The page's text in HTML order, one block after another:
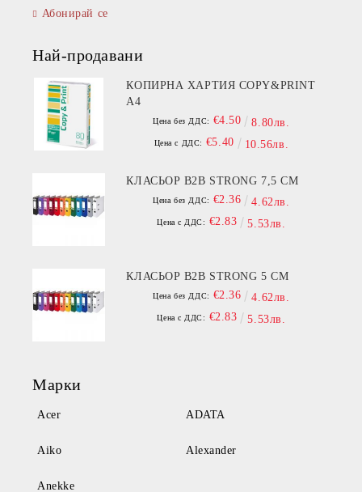
Абонирай се
Най-продавани
КОПИРНА ХАРТИЯ COPY&PRINT
A4
Цена без ДДС: €4.50 8.80лв.
Цена с ДДС: €5.40 10.56лв.
КЛАСЬОР B2B STRONG 7,5 СМ
Цена без ДДС: €2.36 4.62лв.
Цена с ДДС: €2.83 5.53лв.
КЛАСЬОР B2B STRONG 5 СМ
Цена без ДДС: €2.36 4.62лв.
Цена с ДДС: €2.83 5.53лв.
Марки
Acer ADATA
Aiko Alexander
Anekke